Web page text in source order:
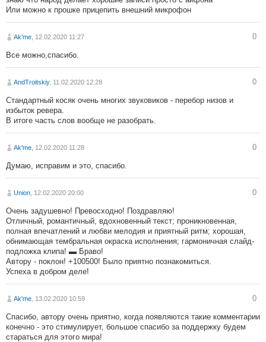
Или можно к прошке прицепить внешний микрофон
Ak'me , 12.02.2020 11:27 0
Все можно,спасибо.
AndTroitskiy, 11.02.2020 12:28 0
Стандартный косяк очень многих звуковиков - перебор низов и
избыток ревера.
В итоге часть слов вообще не разобрать.
Ak'me , 12.02.2020 11:28 0
Думаю, исправим и это, спасибо.
Union , 12.02.2020 20:00 0
Очень задушевно! Превосходно! Поздравляю!
Отличный, романтичный, вдохновенный текст; проникновенная,
полная впечатлений и любви мелодия и приятный ритм; хорошая,
обнимающая тембральная окраска исполнения; гармоничная слайд-
подложка клипа! ▬ Браво!
Автору - поклон! +100500! Было приятно познакомиться.
Успеха в добром деле!
Ak'me , 13.02.2020 10:59 0
Спасибо, автору очень приятно, когда появляются такие комментарии
конечно - это стимулирует, большое спасибо за поддержку будем
стараться для этого мира!